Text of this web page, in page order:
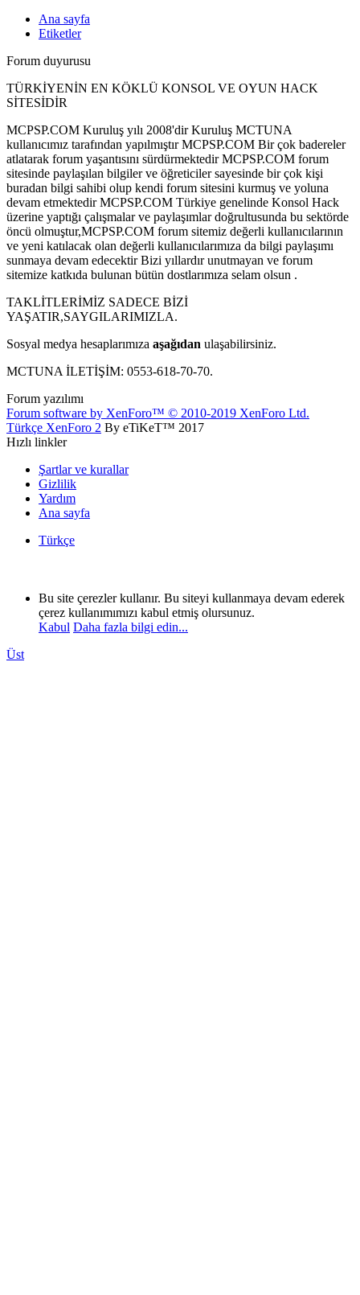
Ana sayfa
Etiketler
Forum duyurusu
TÜRKİYENİN EN KÖKLÜ KONSOL VE OYUN HACK
SİTESİDİR
MCPSP.COM Kuruluş yılı 2008'dir Kuruluş MCTUNA
kullanıcımız tarafından yapılmıştır MCPSP.COM Bir çok badereler
atlatarak forum yaşantısını sürdürmektedir MCPSP.COM forum
sitesinde paylaşılan bilgiler ve öğreticiler sayesinde bir çok kişi
buradan bilgi sahibi olup kendi forum sitesini kurmuş ve yoluna
devam etmektedir MCPSP.COM Türkiye genelinde Konsol Hack
üzerine yaptığı çalışmalar ve paylaşımlar doğrultusunda bu sektörde
öncü olmuştur,MCPSP.COM forum sitemiz değerli kullanıcılarının
ve yeni katılacak olan değerli kullanıcılarımıza da bilgi paylaşımı
sunmaya devam edecektir Bizi yıllardır unutmayan ve forum
sitemize katkıda bulunan bütün dostlarımıza selam olsun .
TAKLİTLERİMİZ SADECE BİZİ
YAŞATIR,SAYGILARIMIZLA.
Sosyal medya hesaplarımıza aşağıdan ulaşabilirsiniz.
MCTUNA İLETİŞİM: 0553-618-70-70.
Forum yazılımı
Forum software by XenForo™ © 2010-2019 XenForo Ltd.
Türkçe XenForo 2 By eTiKeT™ 2017
Hızlı linkler
Şartlar ve kurallar
Gizlilik
Yardım
Ana sayfa
Türkçe
Bu site çerezler kullanır. Bu siteyi kullanmaya devam ederek
çerez kullanımımızı kabul etmiş olursunuz.
Kabul Daha fazla bilgi edin...
Üst